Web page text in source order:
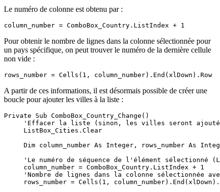
Le numéro de colonne est obtenu par :
Pour obtenir le nombre de lignes dans la colonne sélectionnée pour
un pays spécifique, on peut trouver le numéro de la dernière cellule
non vide :
A partir de ces informations, il est désormais possible de créer une
boucle pour ajouter les villes à la liste :
Private Sub ComboBox_Country_Change()
'Effacer la liste (sinon, les villes seront
     ListBox_Cities.Clear
Dim column_number As Integer, rows_number As
'Le numéro de séquence de l'élément sélectionné
     column_number = ComboBox_Country.ListIndex + 1
'Nombre de lignes dans la colonne sélectionnée
rows_number = Cells(1,